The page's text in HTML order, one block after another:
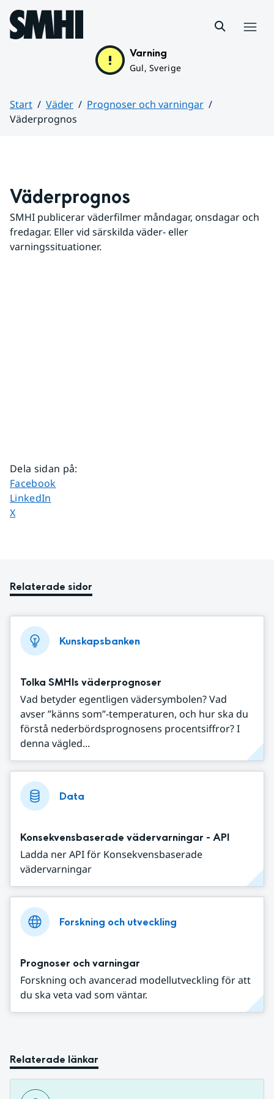
Hoppa till sidans innehåll
Varning
Gul, Sverige
Start Väder
Prognoser och varningar
Väderprognos
Väderprognos
SMHI publicerar väderfilmer måndagar, onsdagar och
fredagar. Eller vid särskilda väder- eller
varningssituationer.
Dela sidan på:
Dela sidan på
Facebook
Dela sidan på
LinkedIn
Dela sidan på
X
Relaterade sidor
Kunskapsbanken
Tolka SMHIs väderprognoser
Vad betyder egentligen vädersymbolen? Vad
avser ”känns som”-temperaturen, och hur ska du
förstå nederbördsprognosens procentsiffror? I
denna vägled...
Data
Konsekvensbaserade vädervarningar - API
Ladda ner API för Konsekvensbaserade
vädervarningar
Forskning och utveckling
Prognoser och varningar
Forskning och avancerad modellutveckling för att
du ska veta vad som väntar.
Relaterade länkar